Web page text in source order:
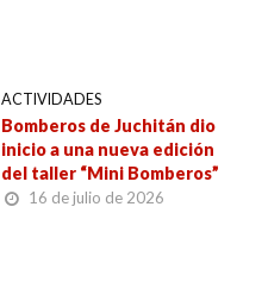
ACTIVIDADES
Bomberos de Juchitán dio
inicio a una nueva edición
del taller “Mini Bomberos”
16 de julio de 2026